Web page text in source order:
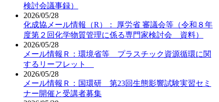
検討会議事録）
2026/05/28
化成協メール情報（R）： 厚労省 審議会等（令和８年
度第２回化学物質管理に係る専門家検討会 資料）
2026/05/28
メール情報Ｒ：環境省等 プラスチック資源循環に関
するリーフレット
2026/05/28
メール情報Ｒ：国環研 第23回生態影響試験実習セミ
ナー開催と受講者募集